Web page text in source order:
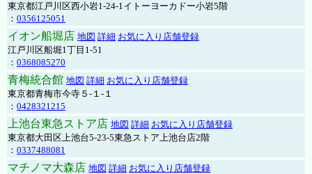
東京都江戸川区西小岩1-24-1イトーヨーカドー小岩5階
： 0356125051
イオン船堀店 地図 詳細 お気に入り店舗登録
江戸川区船堀1丁目1-51
： 0368085270
青梅統合館 地図 詳細 お気に入り店舗登録
東京都青梅市今寺５-１-１
： 0428321215
上池台東急ストア店 地図 詳細 お気に入り店舗登録
東京都大田区上池台5-23-5東急ストア上池台店2階
： 0337488081
マチノマ大森店 地図 詳細 お気に入り店舗登録